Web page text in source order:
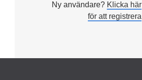
Ny användare? Klicka här
för att registrera